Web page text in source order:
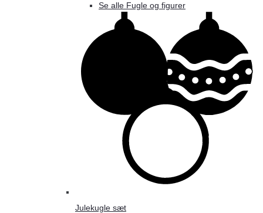
Se alle Fugle og figurer
Julekugle sæt